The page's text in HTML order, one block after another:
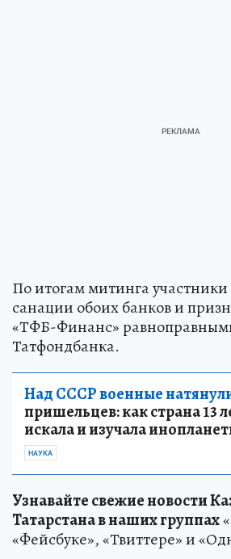
По итогам митинга участники
санации обоих банков и
«ТФБ-Финанс»
Татфондбанка.
Над СССР военные
пришельцев: как страна 13
искала и изучала
НАУКА
Узнавайте свежие новости
Татарстана в наших группах
«Фейсбуке», «Твиттере» и